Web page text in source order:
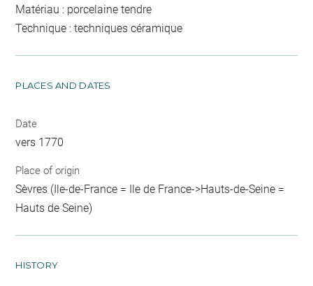
Matériau : porcelaine tendre
Technique : techniques céramique
PLACES AND DATES
Date
vers 1770
Place of origin
Sèvres (Ile-de-France = Ile de France->Hauts-de-Seine =
Hauts de Seine)
HISTORY